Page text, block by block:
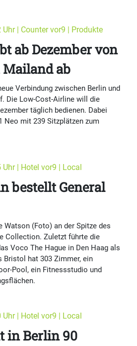
| Counter vor9 | Produkte
ab Dezember von
ab
Verbindung zwischen Berlin und
Die Low-Cost-Airline will die
täglich bedienen. Dabei
Neo mit 239 Sitzplätzen zum
| Hotel vor9 | Local
bestellt General
Watson (Foto) an der Spitze des
Collection. Zuletzt führte die
Voco The Hague in Den Haag als
Bristol hat 303 Zimmer, ein
Pool, ein Fitnessstudio und
| Hotel vor9 | Local
in Berlin 90